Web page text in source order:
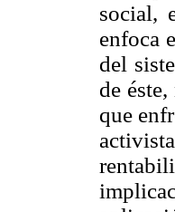
social,
enfoca
del
de
que